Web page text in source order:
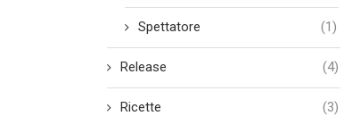
Spettatore (1)
Release (4)
Ricette (3)